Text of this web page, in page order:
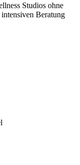
Studios ohne
Beratung